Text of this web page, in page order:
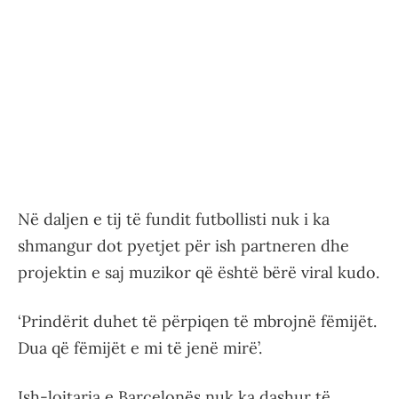
Në daljen e tij të fundit futbollisti nuk i ka
shmangur dot pyetjet për ish partneren dhe
projektin e saj muzikor që është bërë viral kudo.
‘Prindërit duhet të përpiqen të mbrojnë fëmijët.
Dua që fëmijët e mi të jenë mirë’.